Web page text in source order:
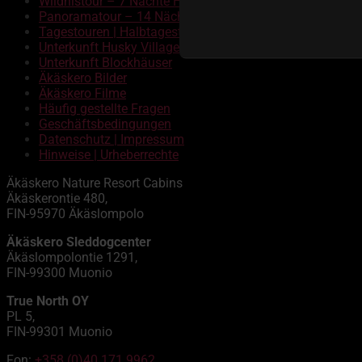
Panoramatour – 14 Nächte Hundeschlittentour
Tagestouren | Halbtagestouren
Unterkunft Husky Village
Unterkunft Blockhäuser
Äkäskero Bilder
Äkäskero Filme
Häufig gestellte Fragen
Geschäftsbedingungen
Datenschutz | Impressum
Hinweise | Urheberrechte
Äkäskero Nature Resort Cabins
Äkäskerontie 480,
FIN-95970 Äkäslompolo
Äkäskero Sleddogcenter
Äkäslompolontie 1291,
FIN-99300 Muonio
True North OY
PL 5,
FIN-99301 Muonio